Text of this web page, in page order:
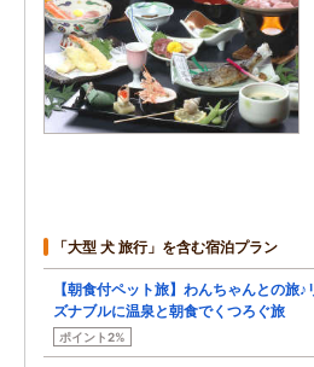
「大型 犬 旅行」を含む宿泊プラン
【朝食付ペット旅】わんちゃんとの旅♪
ズナブルに温泉と朝食でくつろぐ旅
ポイント2%